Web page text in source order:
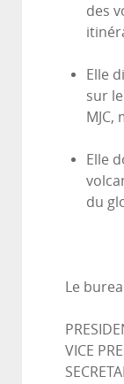
des
Elle
sur
MJC,
Elle
du
Le
VICE